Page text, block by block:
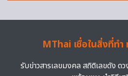
MThai เชื่อในสิ่งที่ทำ
รับข่าวสารเลขมงคล สถิติเลขดัง ด